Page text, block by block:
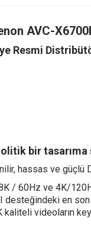
AVC-
Resmi
bir tasarıma
hassas ve güçlü
/ 60Hz ve 4K/
desteğindeki en son
kaliteli videoların